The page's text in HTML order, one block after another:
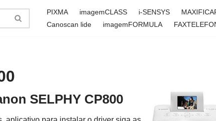
PIXMA imagemCLASS i-SENSYS
Canoscan lide
imagemFORMULA
SELPHY CP800